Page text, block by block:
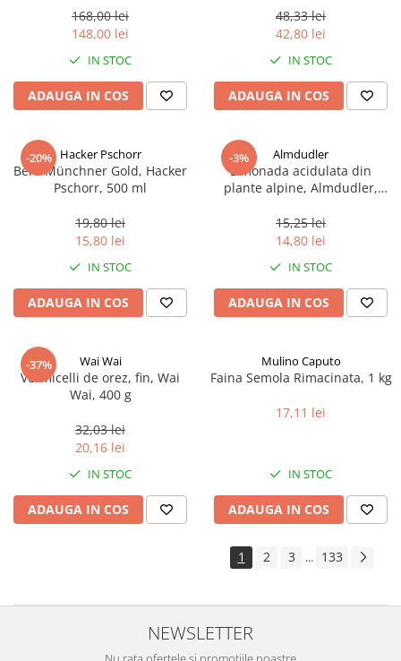
168,00 lei
148,00 lei
IN STOC
ADAUGA IN COS
48,33 lei
42,80 lei
IN STOC
ADAUGA IN COS
-20% Hacker Pschorr
Bere Münchner Gold, Hacker
Pschorr, 500 ml
19,80 lei
15,80 lei
IN STOC
ADAUGA IN COS
-3% Almdudler
Limonada acidulata din
plante alpine, Almdudler,
15,25 lei
14,80 lei
IN STOC
ADAUGA IN COS
-37% Wai Wai
Vermicelli de orez, fin, Wai
Wai, 400 g
32,03 lei
20,16 lei
IN STOC
ADAUGA IN COS
Mulino Caputo
Faina Semola Rimacinata, 1 kg
17,11 lei
IN STOC
ADAUGA IN COS
1 2 3 ... 133
NEWSLETTER